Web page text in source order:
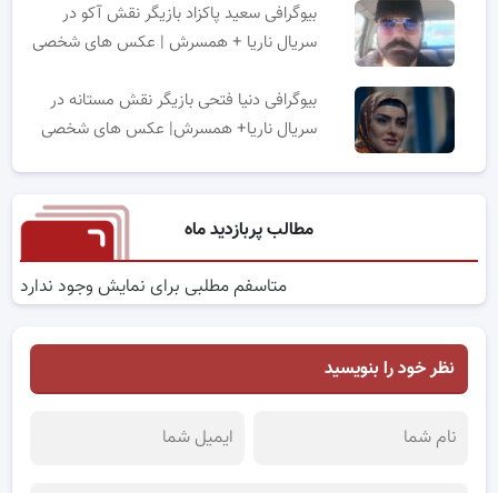
بیوگرافی سعید پاکزاد بازیگر نقش آکو در
سریال ناریا + همسرش | عکس های شخصی
بیوگرافی دنیا فتحی بازیگر نقش مستانه در
سریال ناریا+ همسرش| عکس های شخصی
مطالب پربازدید ماه
متاسفم مطلبی برای نمایش وجود ندارد
نظر خود را بنویسید